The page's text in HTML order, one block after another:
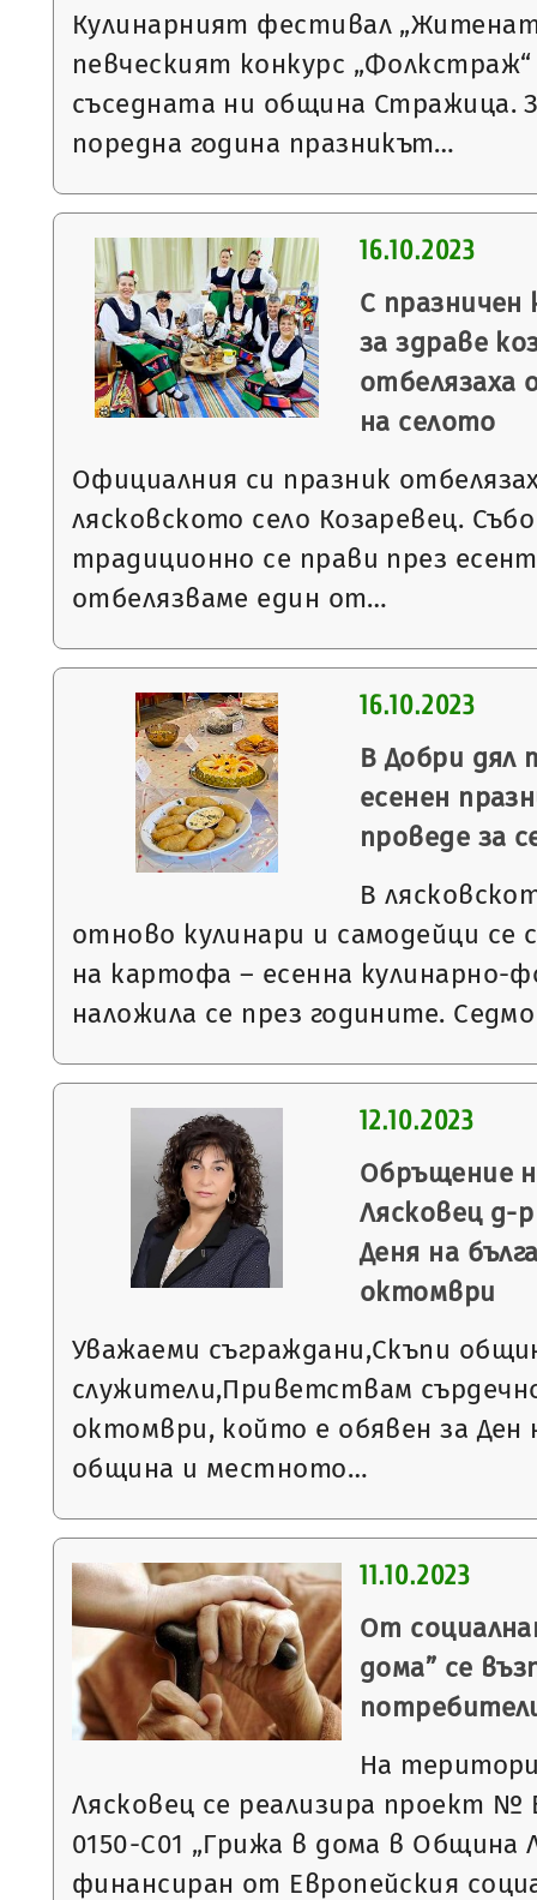
Кулинарният фестивал
певческият конкурс
съседната ни община Стражица.
поредна година празникът…
16.10.2023
С
за здраве
отбелязаха
на селото
Официалния си празник
лясковското село Козаревец.
традиционно се прави през
отбелязваме един от…
16.10.2023
В Добри дял
есенен
проведе за
В
отново кулинари и самодейци се
на картофа – есенна кулинарно-
наложила се през годините.
12.10.2023
Обръщение
Лясковец д-
Деня на
октомври
Уважаеми съграждани,Скъпи
служители,Приветствам
октомври, който е обявен за Ден
община и местното…
11.10.2023
От
дома” се
На
Лясковец се реализира проект №
0150-С01 „Грижа в дома в Община
финансиран от Европейския